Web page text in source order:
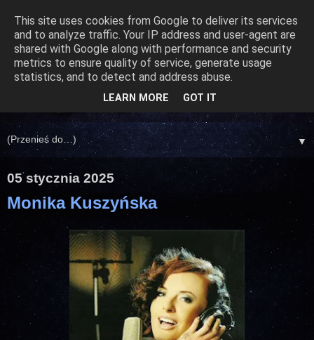
▼
05 stycznia 2025
Monika Kuszyńska
This site uses cookies from Google to deliver its services
and to analyze traffic. Your IP address and user-agent are
shared with Google along with performance and security
metrics to ensure quality of service, generate usage
statistics, and to detect and address abuse.
LEARN MORE GOT IT